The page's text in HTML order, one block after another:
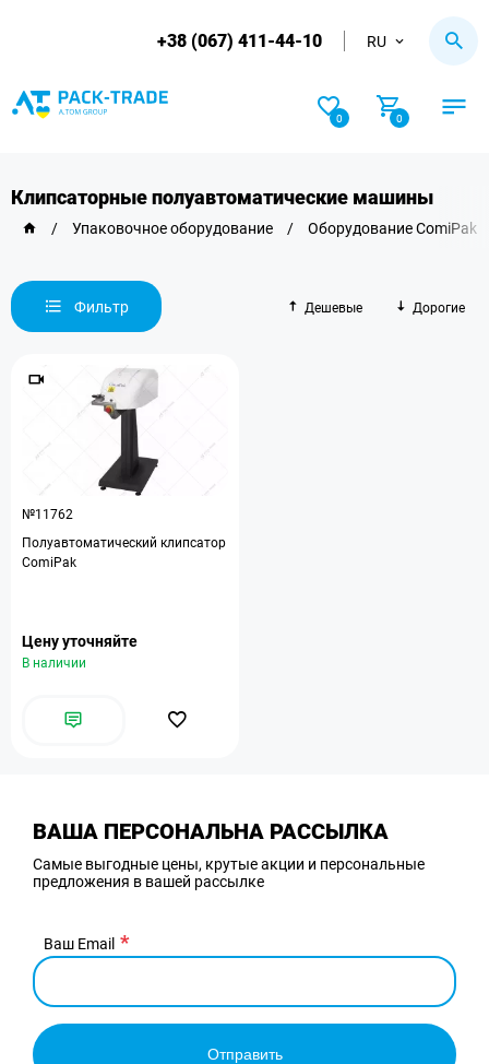
+38 (067) 411-44-10 RU
0 0
Клипсаторные полуавтоматические машины
/ Упаковочное оборудование / Оборудование ComiPak
Фильтр Дешевые Дорогие
№11762
Полуавтоматический клипсатор
ComiPak
Цену уточняйте
В наличии
ВАША ПЕРСОНАЛЬНА РАССЫЛКА
Самые выгодные цены, крутые акции и персональные
предложения в вашей рассылке
Ваш Email
Отправить